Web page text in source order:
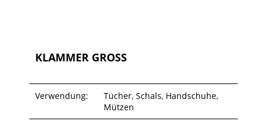
KLAMMER GROSS
Verwendung:
Tücher, Schals, Handschuhe,
Mützen